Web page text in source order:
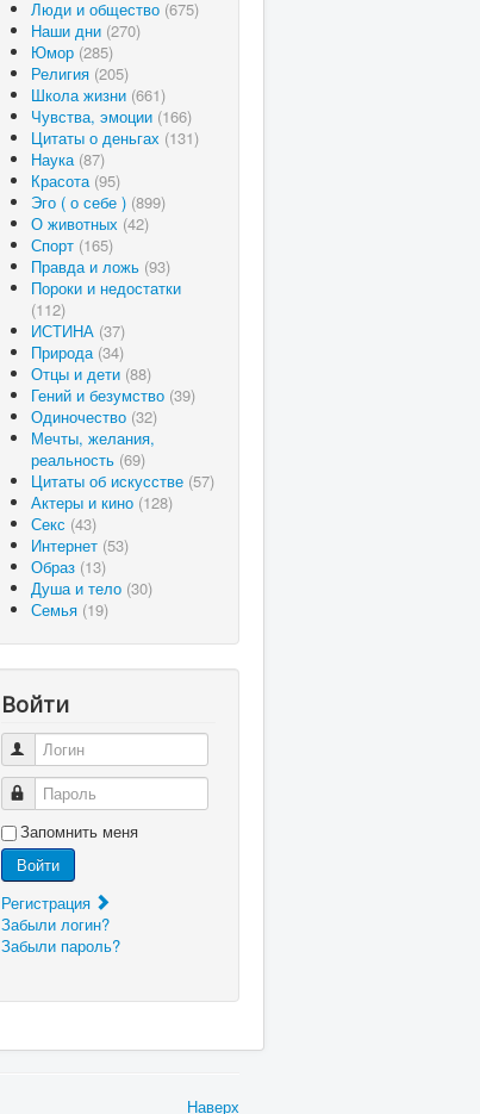
Люди и общество (675)
Наши дни (270)
Юмор (285)
Религия (205)
Школа жизни (661)
Чувства, эмоции (166)
Цитаты о деньгах (131)
Наука (87)
Красота (95)
Эго ( о себе ) (899)
О животных (42)
Спорт (165)
Правда и ложь (93)
Пороки и недостатки
(112)
ИСТИНА (37)
Природа (34)
Отцы и дети (88)
Гений и безумство (39)
Одиночество (32)
Мечты, желания,
реальность (69)
Цитаты об искусстве (57)
Актеры и кино (128)
Секс (43)
Интернет (53)
Образ (13)
Душа и тело (30)
Семья (19)
Войти
Логин
Пароль
Запомнить меня
Войти
Регистрация
Забыли логин?
Забыли пароль?
Наверх